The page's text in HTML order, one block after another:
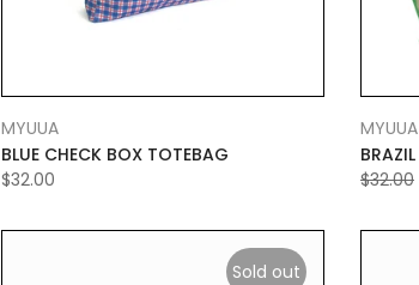
MYUUA
BLUE CHECK BOX TOTEBAG
$32.00
MYUUA
$32.00
Sold out